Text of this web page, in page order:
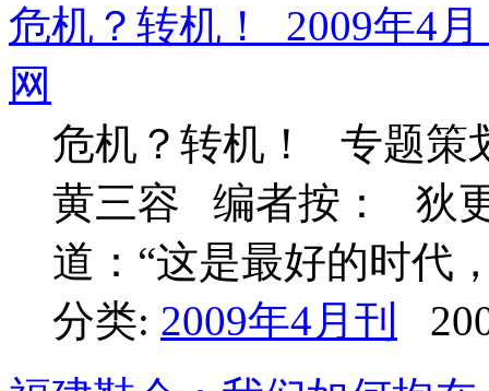
危机？转机！_2009年4
网
危机？转机！ 专题策
黄三容 编者按： 狄
道：“这是最好的时代
分类: 2009年4月刊